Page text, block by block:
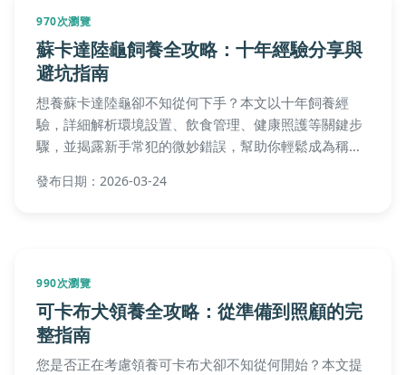
970次瀏覽
蘇卡達陸龜飼養全攻略：十年經驗分享與
避坑指南
想養蘇卡達陸龜卻不知從何下手？本文以十年飼養經
驗，詳細解析環境設置、飲食管理、健康照護等關鍵步
驟，並揭露新手常犯的微妙錯誤，幫助你輕鬆成為稱職
發布日期：2026-03-24
990次瀏覽
可卡布犬領養全攻略：從準備到照顧的完
整指南
您是否正在考慮領養可卡布犬卻不知從何開始？本文提